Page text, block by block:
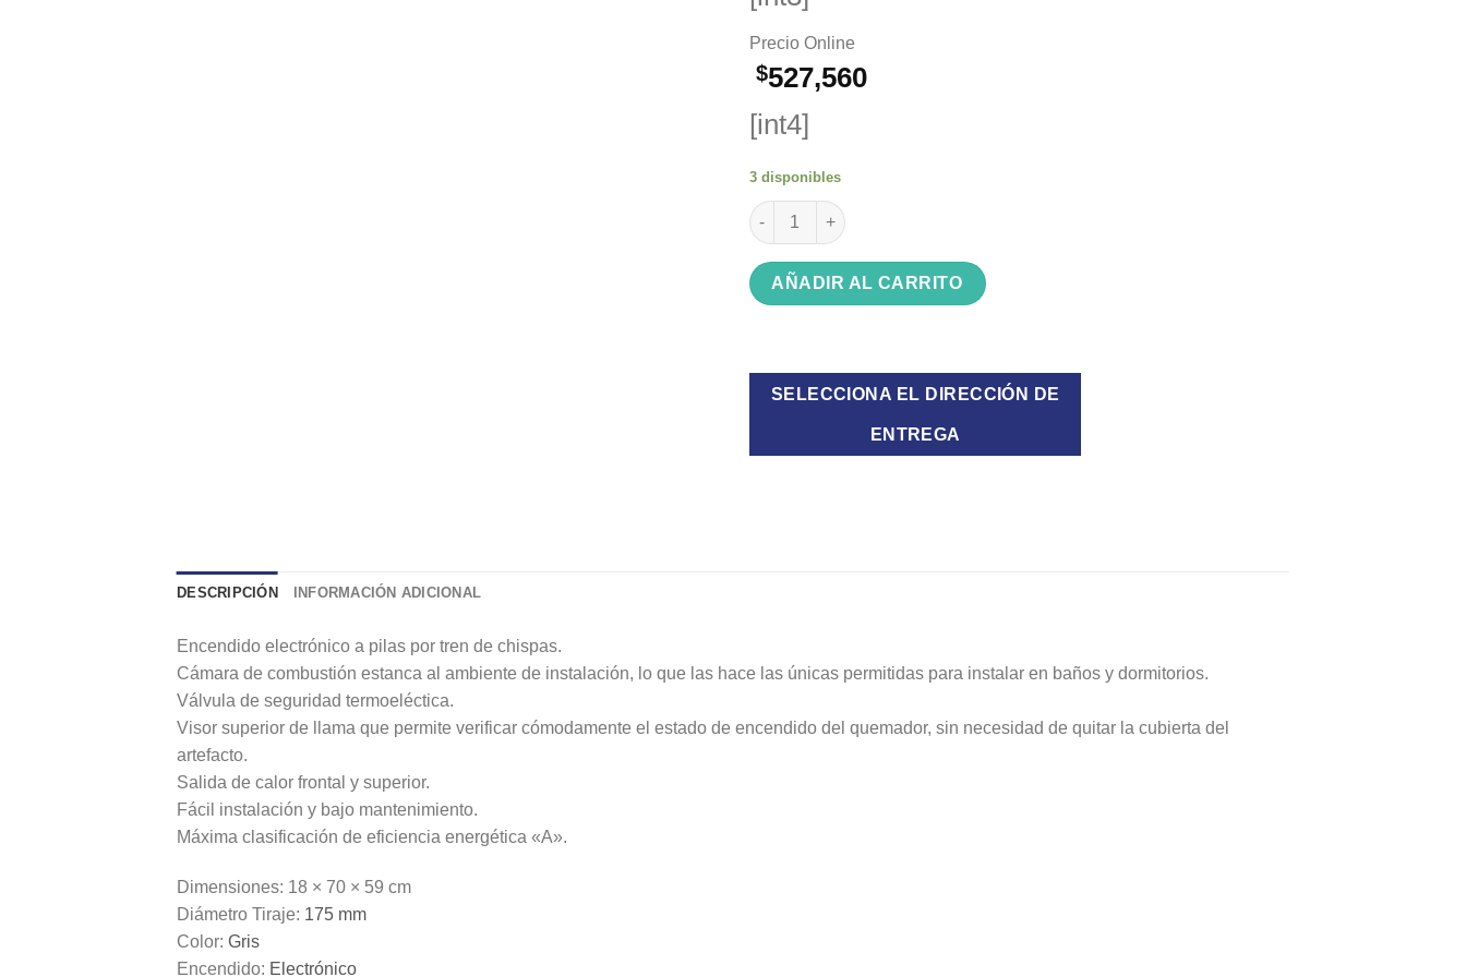
Precio Online
$527,560
[int4]
3 disponibles
CALEFACTOR TIRO BALANCEADO ORBIS 4166 GON GN 5000 TB. cantidad
AÑADIR AL CARRITO
SELECCIONA EL DIRECCIÓN DE
ENTREGA
DESCRIPCIÓN INFORMACIÓN ADICIONAL
Encendido electrónico a pilas por tren de chispas.
Cámara de combustión estanca al ambiente de instalación, lo que las hace las únicas permitidas para instalar en baños y dormitorios.
Válvula de seguridad termoeléctica.
Visor superior de llama que permite verificar cómodamente el estado de encendido del quemador, sin necesidad de quitar la cubierta del
artefacto.
Salida de calor frontal y superior.
Fácil instalación y bajo mantenimiento.
Máxima clasificación de eficiencia energética «A».
Dimensiones: 18 × 70 × 59 cm
Diámetro Tiraje: 175 mm
Color: Gris
Encendido: Electrónico